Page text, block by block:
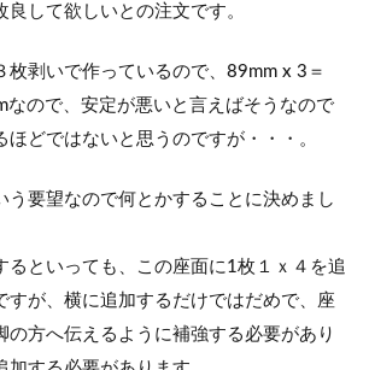
良して欲しいとの注文です。
枚剥いで作っているので、89mm x 3＝
なので、安定が悪いと言えばそうなので
ほどではないと思うのですが・・・。
う要望なので何とかすることに決めまし
るといっても、この座面に1枚１ｘ４を追
すが、横に追加するだけではだめで、座
の方へ伝えるように補強する必要があり